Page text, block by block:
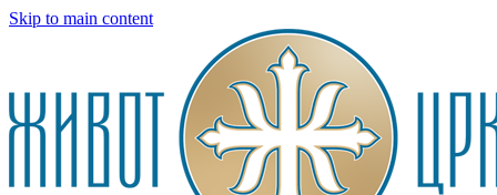
Skip to main content